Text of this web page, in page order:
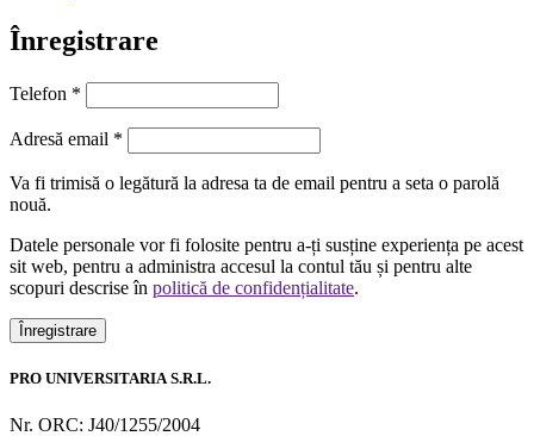
Înregistrare
Telefon *
Adresă email *
Va fi trimisă o legătură la adresa ta de email pentru a seta o parolă
nouă.
Datele personale vor fi folosite pentru a-ți susține experiența pe acest
sit web, pentru a administra accesul la contul tău și pentru alte
scopuri descrise în politică de confidențialitate.
Înregistrare
PRO UNIVERSITARIA S.R.L.
Nr. ORC: J40/1255/2004